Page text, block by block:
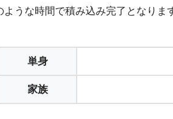
ような時間で積み込み完了となりま
単身
家族